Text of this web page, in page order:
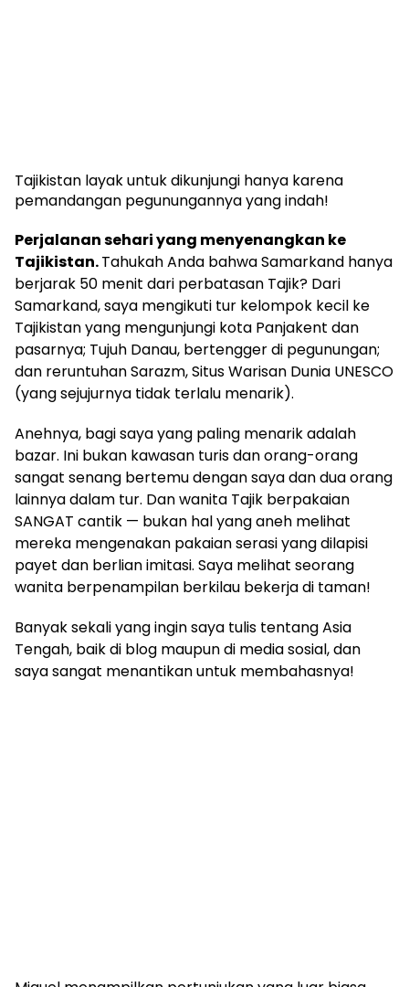
Tajikistan layak untuk dikunjungi hanya karena
pemandangan pegunungannya yang indah!
Perjalanan sehari yang menyenangkan ke
Tajikistan.Tahukah Anda bahwa Samarkand hanya
berjarak 50 menit dari perbatasan Tajik? Dari
Samarkand, saya mengikuti tur kelompok kecil ke
Tajikistan yang mengunjungi kota Panjakent dan
pasarnya; Tujuh Danau, bertengger di pegunungan;
dan reruntuhan Sarazm, Situs Warisan Dunia UNESCO
(yang sejujurnya tidak terlalu menarik).
Anehnya, bagi saya yang paling menarik adalah
bazar. Ini bukan kawasan turis dan orang-orang
sangat senang bertemu dengan saya dan dua orang
lainnya dalam tur. Dan wanita Tajik berpakaian
SANGAT cantik — bukan hal yang aneh melihat
mereka mengenakan pakaian serasi yang dilapisi
payet dan berlian imitasi. Saya melihat seorang
wanita berpenampilan berkilau bekerja di taman!
Banyak sekali yang ingin saya tulis tentang Asia
Tengah, baik di blog maupun di media sosial, dan
saya sangat menantikan untuk membahasnya!